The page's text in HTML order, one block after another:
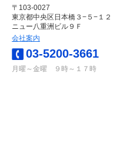
〒103-0027
東京都中央区日本橋３−５−１２
ニュー八重洲ビル９Ｆ
会社案内
03-5200-3661
月曜～金曜 ９時～１７時